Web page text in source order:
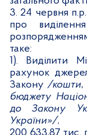
3. 24 червня
про
таке:
1). Виділити
рахунок
Закону /кошти,
бюджету
до Закону
України»/, на